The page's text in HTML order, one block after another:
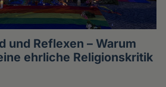
und Reflexen – Warum
ehrliche Religionskritik